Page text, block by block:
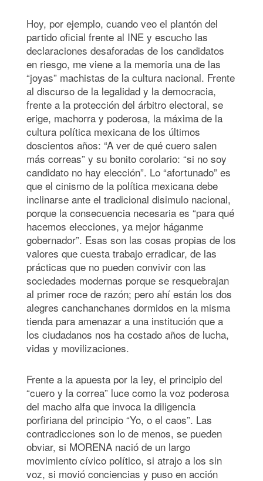
Hoy, por ejemplo, cuando veo el plantón del
partido oficial frente al INE y escucho las
declaraciones desaforadas de los candidatos
en riesgo, me viene a la memoria una de las
“joyas” machistas de la cultura nacional. Frente
al discurso de la legalidad y la democracia,
frente a la protección del árbitro electoral, se
erige, machorra y poderosa, la máxima de la
cultura política mexicana de los últimos
doscientos años: “A ver de qué cuero salen
más correas” y su bonito corolario: “si no soy
candidato no hay elección”. Lo “afortunado” es
que el cinismo de la política mexicana debe
inclinarse ante el tradicional disimulo nacional,
porque la consecuencia necesaria es “para qué
hacemos elecciones, ya mejor háganme
gobernador”. Esas son las cosas propias de los
valores que cuesta trabajo erradicar, de las
prácticas que no pueden convivir con las
sociedades modernas porque se resquebrajan
al primer roce de razón; pero ahí están los dos
alegres canchanchanes dormidos en la misma
tienda para amenazar a una institución que a
los ciudadanos nos ha costado años de lucha,
vidas y movilizaciones.
Frente a la apuesta por la ley, el principio del
“cuero y la correa” luce como la voz poderosa
del macho alfa que invoca la diligencia
porfiriana del principio “Yo, o el caos”. Las
contradicciones son lo de menos, se pueden
obviar, si MORENA nació de un largo
movimiento cívico político, si atrajo a los sin
voz, si movió conciencias y puso en acción